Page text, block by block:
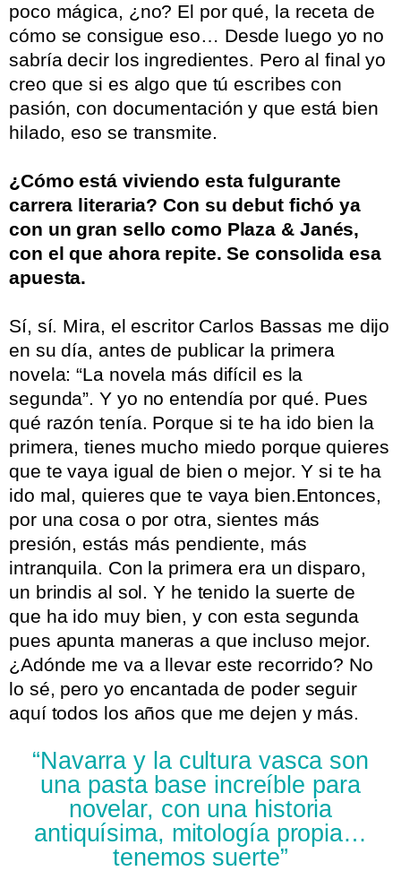
poco mágica, ¿no? El por qué, la receta de
cómo se consigue eso… Desde luego yo no
sabría decir los ingredientes. Pero al final yo
creo que si es algo que tú escribes con
pasión, con documentación y que está bien
hilado, eso se transmite.
¿Cómo está viviendo esta fulgurante
carrera literaria? Con su debut fichó ya
con un gran sello como Plaza & Janés,
con el que ahora repite. Se consolida esa
apuesta.
Sí, sí. Mira, el escritor Carlos Bassas me dijo
en su día, antes de publicar la primera
novela: “La novela más difícil es la
segunda”. Y yo no entendía por qué. Pues
qué razón tenía. Porque si te ha ido bien la
primera, tienes mucho miedo porque quieres
que te vaya igual de bien o mejor. Y si te ha
ido mal, quieres que te vaya bien.Entonces,
por una cosa o por otra, sientes más
presión, estás más pendiente, más
intranquila. Con la primera era un disparo,
un brindis al sol. Y he tenido la suerte de
que ha ido muy bien, y con esta segunda
pues apunta maneras a que incluso mejor.
¿Adónde me va a llevar este recorrido? No
lo sé, pero yo encantada de poder seguir
aquí todos los años que me dejen y más.
“Navarra y la cultura vasca son
una pasta base increíble para
novelar, con una historia
antiquísima, mitología propia…
tenemos suerte”